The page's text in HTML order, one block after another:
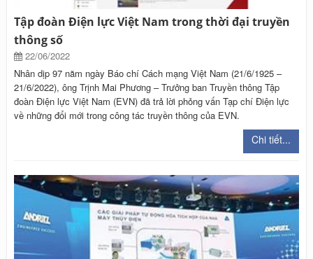
Tập đoàn Điện lực Việt Nam trong thời đại truyền
thông số
22/06/2022
Nhân dịp 97 năm ngày Báo chí Cách mạng Việt Nam (21/6/1925 –
21/6/2022), ông Trịnh Mai Phương – Trưởng ban Truyền thông Tập
đoàn Điện lực Việt Nam (EVN) đã trả lời phỏng vấn Tạp chí Điện lực
về những đổi mới trong công tác truyền thông của EVN.
Chi tiết...